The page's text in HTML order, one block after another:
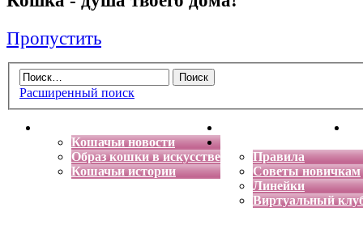
Пропустить
Расширенный поиск
Кошачьи новости
Образ кошки в искусстве
Кошачьи истории
Энциклопедия кошек
Правила
Советы новичкам
Линейки
Виртуальный